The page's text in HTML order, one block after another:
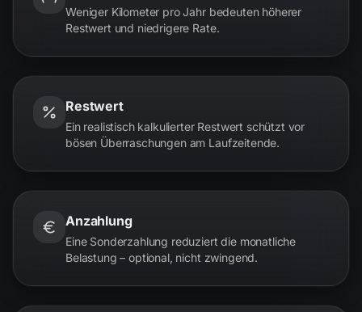
Weniger Kilometer pro Jahr bedeuten höherer
Restwert und niedrigere Rate.
Restwert
Ein realistisch kalkulierter Restwert schützt vor
bösen Überraschungen am Laufzeitende.
Anzahlung
Eine Sonderzahlung reduziert die monatliche
Belastung – optional, nicht zwingend.